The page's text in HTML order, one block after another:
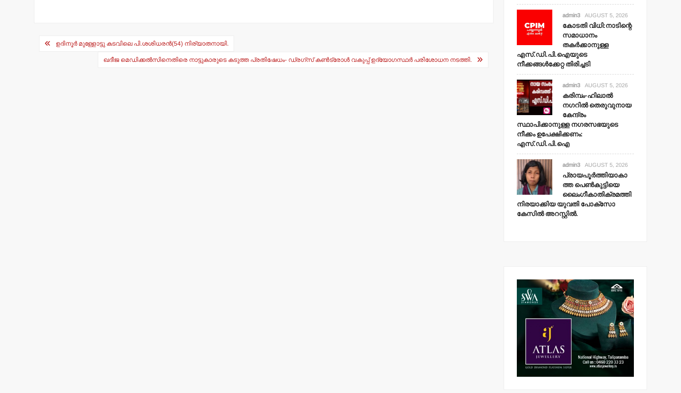
A b
Post
navigation
ഉദിനൂര്‍ മുള്ളോട്ടു കടവിലെ പി.ശശിധരന്‍(54) നിര്യാതനായി.
ഖദീജ മെഡിക്കല്‍സിനെതിരെ നാട്ടുകാരുടെ കടുത്ത പ്രതിഷേധം- ഡ്രഗ്‌സ് കണ്‍ട്രോള്‍ വകുപ്പ് ഉദ്യോഗസ്ഥര്‍ പരിശോധന നടത്തി.
admin3 AUGUST 5, 2026
കോടതി വിധി:നാടിന്റെ
സമാധാനം
തകര്‍ക്കാനുള്ള
എസ്.ഡി.പി.ഐയുടെ
നീക്കങ്ങള്‍ക്കേറ്റ തിരിച്ചടി
admin3 AUGUST 5, 2026
കരിമ്പം-ഹിലാല്‍
നഗറില്‍ തെരുവുനായ
കേന്ദ്രം
സ്ഥാപിക്കാനുള്ള നഗരസഭയുടെ
നീക്കം ഉപേക്ഷിക്കണം:
എസ്.ഡി.പി.ഐ
admin3 AUGUST 5, 2026
പ്രായപൂര്‍ത്തിയാകാ
ത്ത പെണ്‍കുട്ടിയെ
ലൈംഗീകാതിക്രമത്തി
നിരയാക്കിയ യുവതി പോക്‌സോ
കേസില്‍ അറസ്റ്റില്‍.